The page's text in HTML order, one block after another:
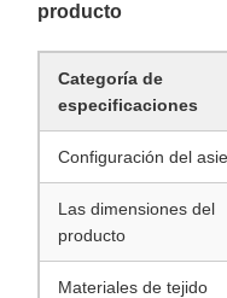
producto
Categoría de
especificaciones
Configuración del
Las dimensiones del
producto
Materiales de tejido